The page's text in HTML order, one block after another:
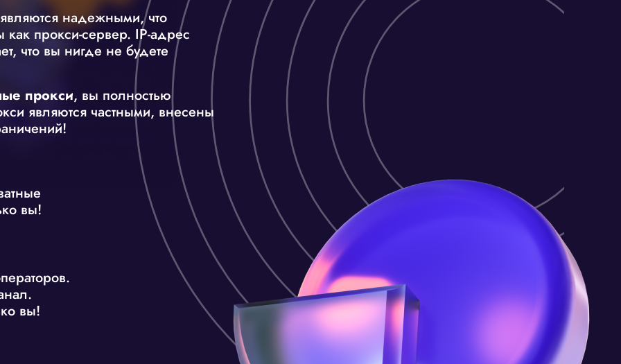
надежными, что
прокси-сервер. IP-адрес
что вы нигде не будете
прокси, вы полностью
являются частными, внесены
вы!
вы!